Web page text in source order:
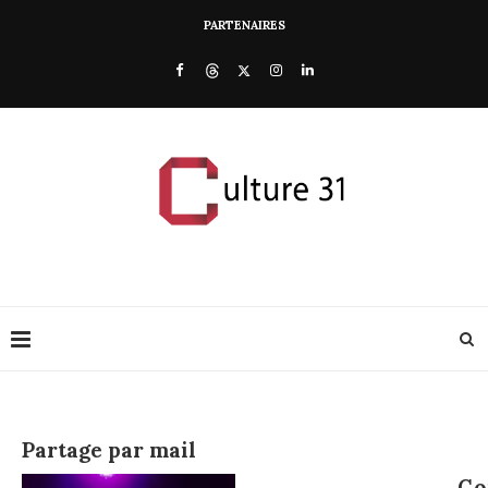
PARTENAIRES
Partage par mail